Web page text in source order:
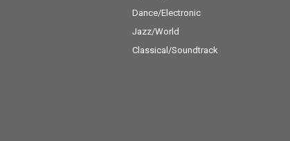
Dance/Electronic
Jazz/World
Classical/Soundtrack